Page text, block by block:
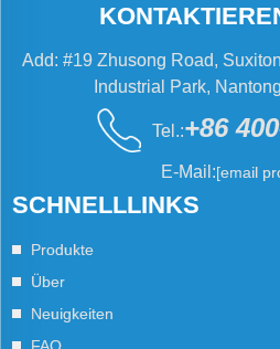
SCHNELLLINKS
Produkte
Über
Neuigkeiten
Add: #19 Zhusong Road,
Industrial Park,
Tel.:+86
E-Mail:[email